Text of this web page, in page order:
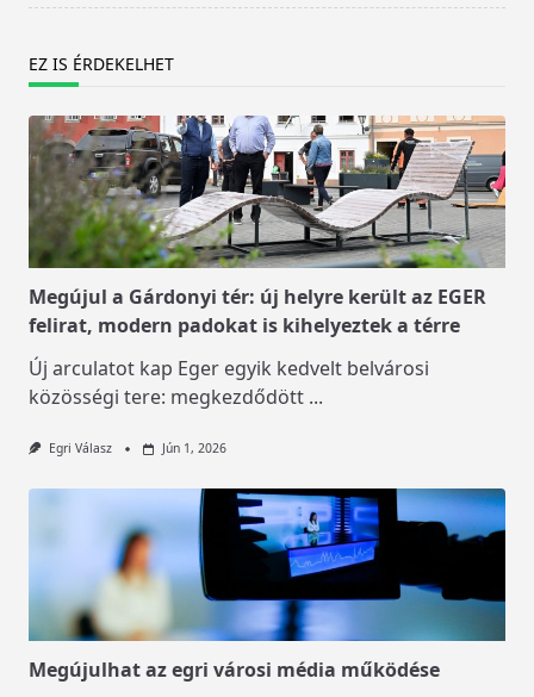
EZ IS ÉRDEKELHET
Megújul a Gárdonyi tér: új helyre került az EGER
felirat, modern padokat is kihelyeztek a térre
Új arculatot kap Eger egyik kedvelt belvárosi
közösségi tere: megkezdődött ...
Egri Válasz Jún 1, 2026
Megújulhat az egri városi média működése